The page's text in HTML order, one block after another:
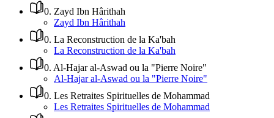
0. Zayd Ibn Hârithah
Zayd Ibn Hârithah
0. La Reconstruction de la Ka'bah
La Reconstruction de la Ka'bah
0. Al-Hajar al-Aswad ou la "Pierre Noire"
Al-Hajar al-Aswad ou la "Pierre Noire"
0. Les Retraites Spirituelles de Mohammad
Les Retraites Spirituelles de Mohammad